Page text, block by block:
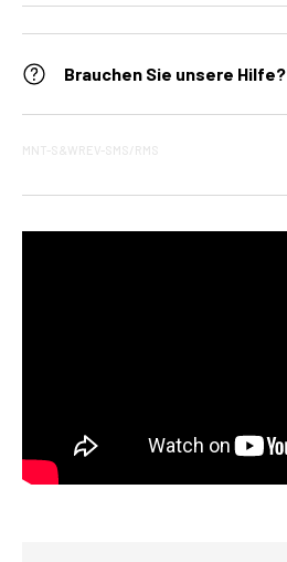
Brauchen Sie unsere Hilfe?
MNT-S&WREV-SMS/RMS